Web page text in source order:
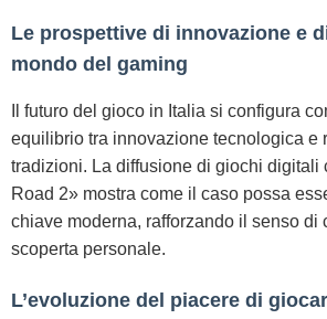
Le prospettive di innovazione e
mondo del gaming
Il futuro del gioco in Italia si configura
equilibrio tra innovazione tecnologica e
tradizioni. La diffusione di giochi digitali
Road 2» mostra come il caso possa
chiave moderna, rafforzando il senso di
scoperta personale.
L’evoluzione del piacere di